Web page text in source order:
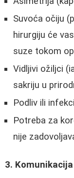
Suvoća očiju
hirurgiju će
suze tokom
Vidljivi ožiljci
sakriju u
Podliv ili
Potreba za
nije
3.